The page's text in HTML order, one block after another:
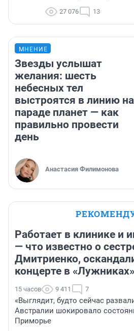
27 076 13
МНЕНИЕ
Звезды услышат
желания: шесть
небесных тел
выстроятся в линию на
параде планет — как
правильно провести
день
Анастасия Филимонова
Работает в клинике и
— что известно о
Дмитриенко,
концерте в «Лужниках»
15 часов 9 411 7
«Выглядит, будто сейчас
Австралии шокировало
Приморье